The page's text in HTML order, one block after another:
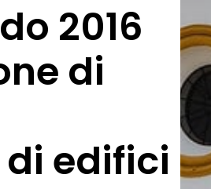
2016
di
edifici